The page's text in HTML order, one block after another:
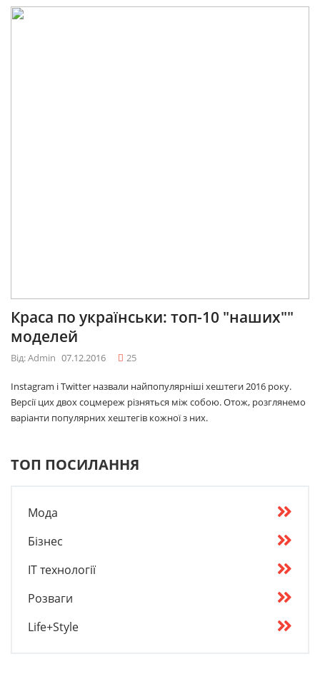
Краса по українськи: топ-10 "наших""
моделей
Від: Admin 07.12.2016 25
Instagram і Twitter назвали найпопулярніші хештеги 2016 року.
Версії цих двох соцмереж різняться між собою. Отож, розглянемо
варіанти популярних хештегів кожної з них.
ТОП ПОСИЛАННЯ
Мода
Бізнес
IT технології
Розваги
Life+Style